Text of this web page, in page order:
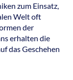
zum Einsatz,
Welt oft
der
erhalten die
das Geschehen